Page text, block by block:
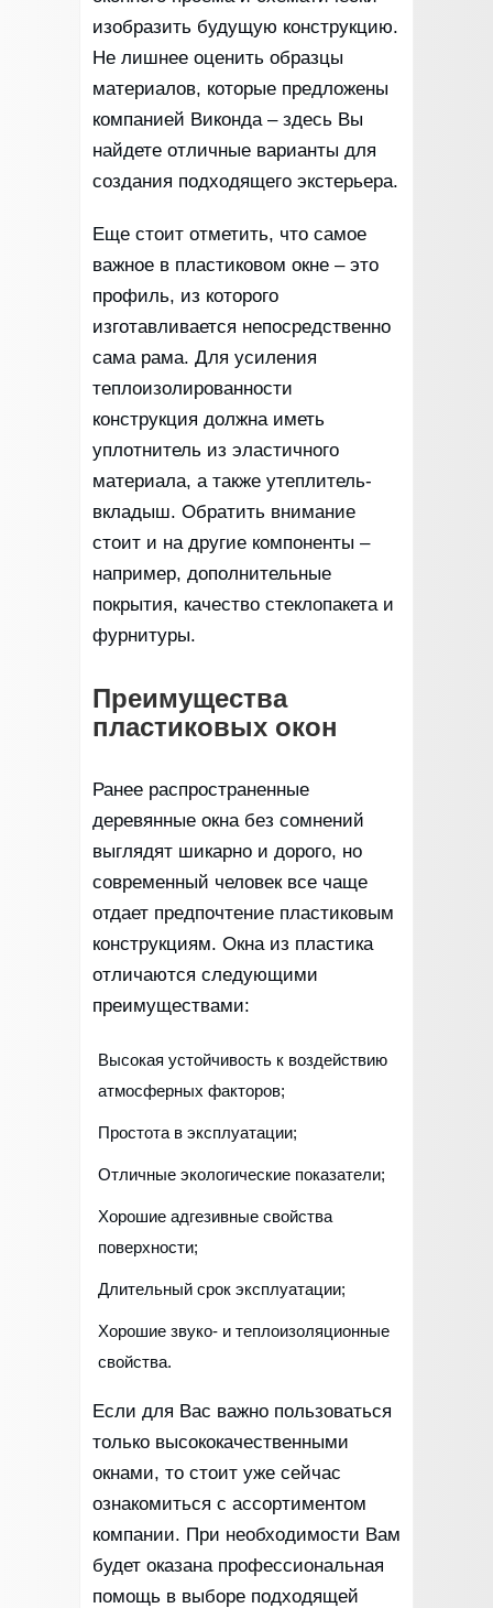
изобразить будущую конструкцию.
Не лишнее оценить образцы
материалов, которые предложены
компанией Виконда – здесь Вы
найдете отличные варианты для
создания подходящего экстерьера.
Еще стоит отметить, что самое
важное в пластиковом окне – это
профиль, из которого
изготавливается непосредственно
сама рама. Для усиления
теплоизолированности
конструкция должна иметь
уплотнитель из эластичного
материала, а также утеплитель-
вкладыш. Обратить внимание
стоит и на другие компоненты –
например, дополнительные
покрытия, качество стеклопакета и
фурнитуры.
Преимущества
пластиковых окон
Ранее распространенные
деревянные окна без сомнений
выглядят шикарно и дорого, но
современный человек все чаще
отдает предпочтение пластиковым
конструкциям. Окна из пластика
отличаются следующими
преимуществами:
Высокая устойчивость к воздействию
атмосферных факторов;
Простота в эксплуатации;
Отличные экологические показатели;
Хорошие адгезивные свойства
поверхности;
Длительный срок эксплуатации;
Хорошие звуко- и теплоизоляционные
свойства.
Если для Вас важно пользоваться
только высококачественными
окнами, то стоит уже сейчас
ознакомиться с ассортиментом
компании. При необходимости Вам
будет оказана профессиональная
помощь в выборе подходящей